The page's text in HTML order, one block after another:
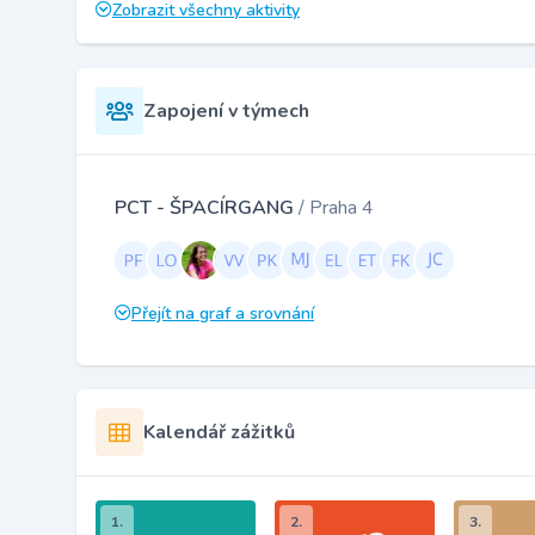
Zobrazit všechny aktivity
Zapojení v týmech
PCT - ŠPACÍRGANG / Praha 4
Přejít na graf a srovnání
Kalendář zážitků
1. 2. 3.